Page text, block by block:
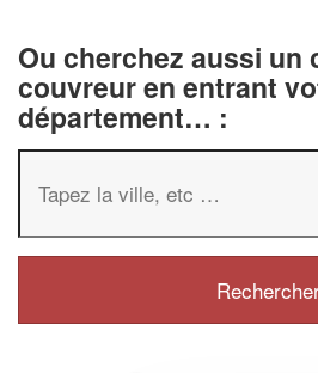
Ou cherchez aussi un
couvreur en entrant
département… :